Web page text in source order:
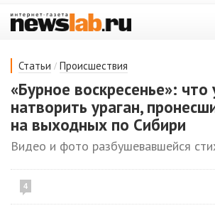
Статьи / Происшествия
«Бурное воскресенье»: что
натворить ураган,
на выходных по Сибири
Видео и фото разбушевавшейся
4